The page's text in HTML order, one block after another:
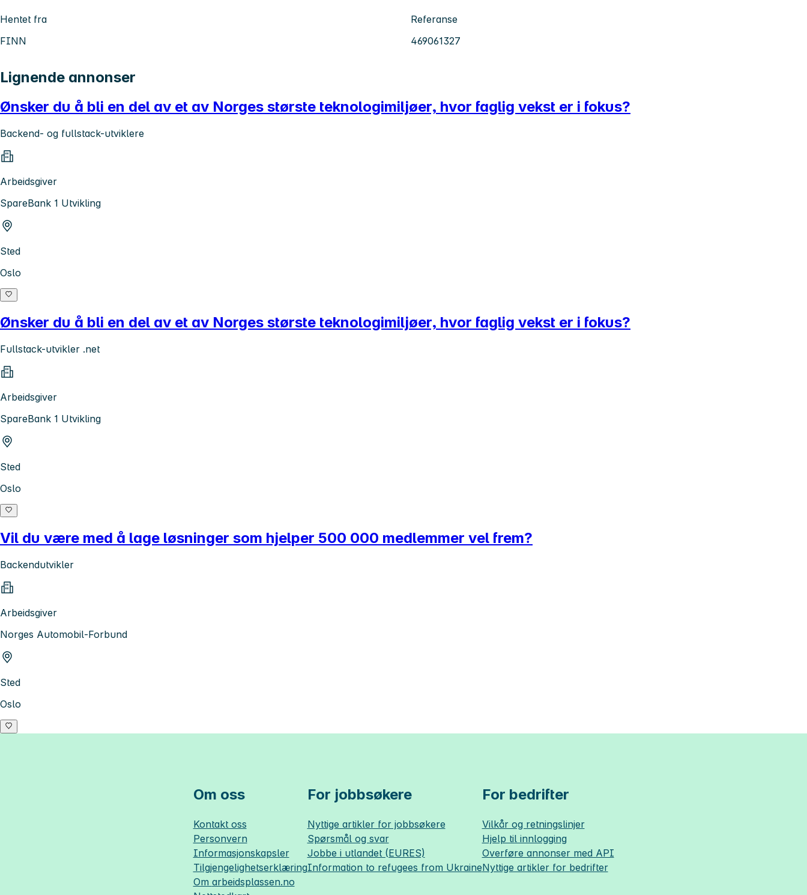
Hentet fra
FINN
Referanse
469061327
Lignende annonser
Ønsker du å bli en del av et av Norges største teknologimiljøer, hvor faglig vekst er i fokus?
Backend- og fullstack-utviklere
Arbeidsgiver
SpareBank 1 Utvikling
Sted
Oslo
Ønsker du å bli en del av et av Norges største teknologimiljøer, hvor faglig vekst er i fokus?
Fullstack-utvikler .net
Arbeidsgiver
SpareBank 1 Utvikling
Sted
Oslo
Vil du være med å lage løsninger som hjelper 500 000 medlemmer vel frem?
Backendutvikler
Arbeidsgiver
Norges Automobil-Forbund
Sted
Oslo
Om oss
Kontakt oss
Personvern
Informasjonskapsler
Tilgjengelighetserklæring
Om arbeidsplassen.no
For jobbsøkere
Nyttige artikler for jobbsøkere
Spørsmål og svar
Jobbe i utlandet (EURES)
Information to refugees from Ukraine
For bedrifter
Vilkår og retningslinjer
Hjelp til innlogging
Overføre annonser med API
Nyttige artikler for bedrifter